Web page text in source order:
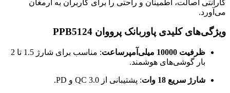
گارانتی اصالت، اطمینان و راحتی را برای کاربران به ارمغان
می‌آورد.
ویژگی‌های کلیدی پاوربانک پرووان PPB5124
ظرفیت 10000 میلی‌آمپرساعت
: مناسب برای شارژ 1.5 تا 2
بار گوشی‌های هوشمند.
شارژ سریع 18 وات : پشتیبانی از QC 3.0 و PD.